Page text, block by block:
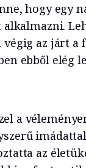
hogy egy
az járt a
ebből elég
a
az